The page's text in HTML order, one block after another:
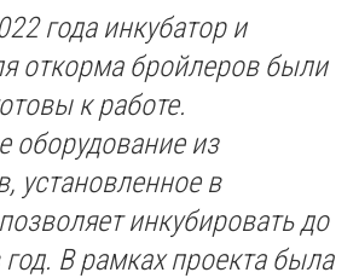
года инкубатор и
откорма бройлеров были
к работе.
оборудование из
установленное в
инкубировать до
В рамках проекта была